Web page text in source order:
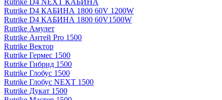
Rutrike D4 NEXT КАБИНА
Rutrike D4 КАБИНА 1800 60V 1200W
Rutrike D4 КАБИНА 1800 60V1500W
Rutrike Амулет
Rutrike Антей Pro 1500
Rutrike Вектор
Rutrike Гермес 1500
Rutrike Гибрид 1500
Rutrike Глобус 1500
Rutrike Глобус NEXT 1500
Rutrike Дукат 1500